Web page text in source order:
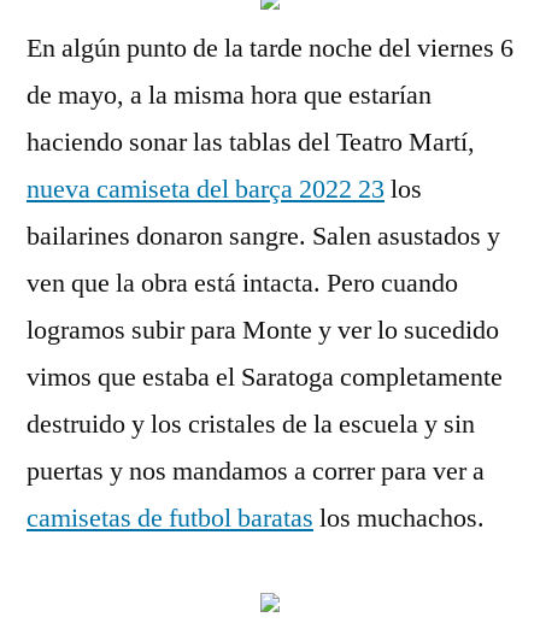
En algún punto de la tarde noche del viernes 6
de mayo, a la misma hora que estarían
haciendo sonar las tablas del Teatro Martí,
nueva camiseta del barça 2022 23 los
bailarines donaron sangre. Salen asustados y
ven que la obra está intacta. Pero cuando
logramos subir para Monte y ver lo sucedido
vimos que estaba el Saratoga completamente
destruido y los cristales de la escuela y sin
puertas y nos mandamos a correr para ver a
camisetas de futbol baratas los muchachos.